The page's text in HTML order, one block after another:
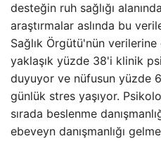
desteğin ruh sağlığı
araştırmalar aslında bu
Sağlık Örgütü'nün
yaklaşık yüzde 38'i klinik
duyuyor ve nüfusun yüzde
günlük stres yaşıyor.
sırada beslenme
ebeveyn danışmanlığı